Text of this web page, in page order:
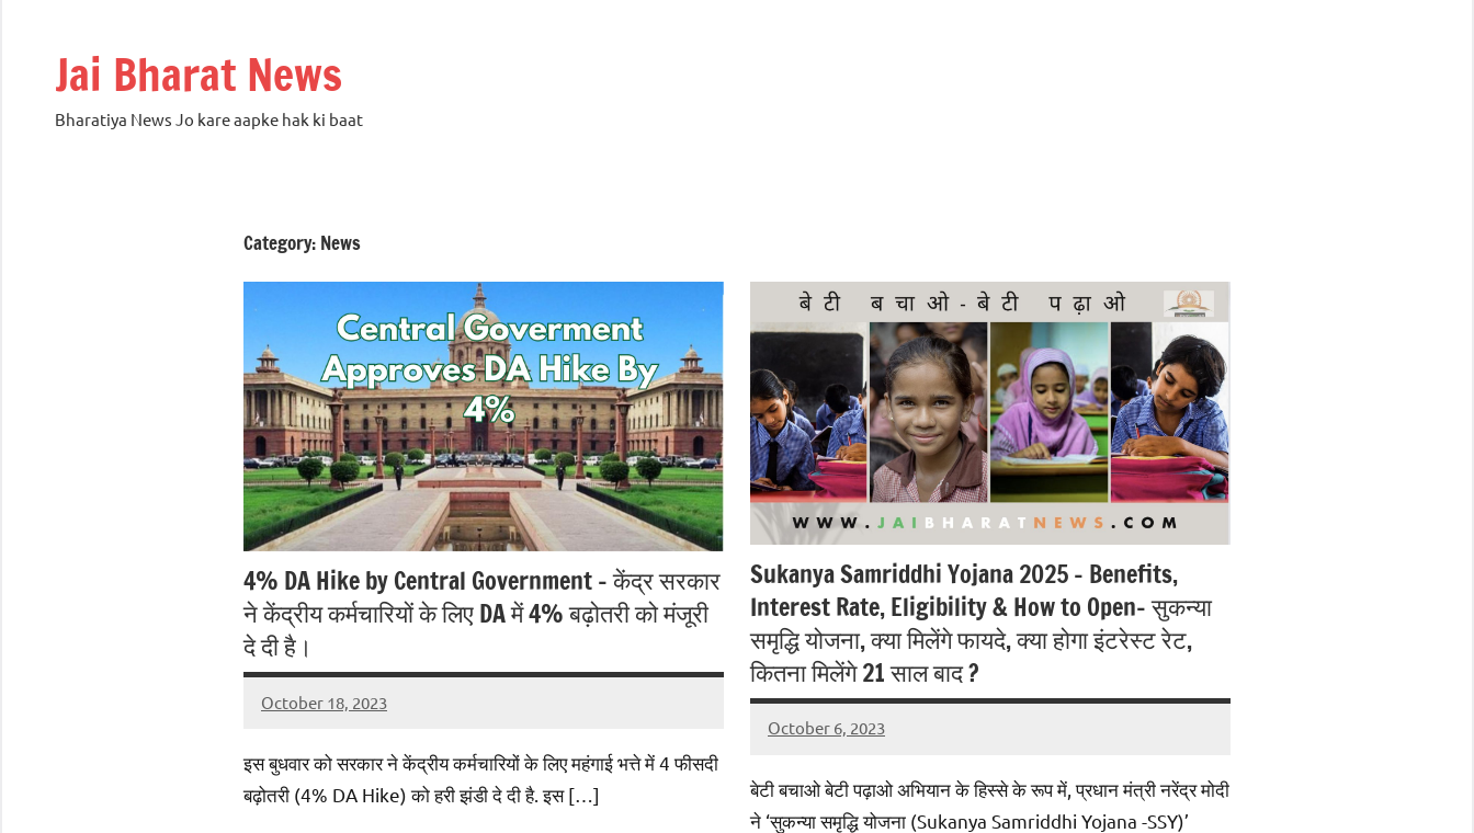
Jai Bharat News
Bharatiya News Jo kare aapke hak ki baat
Category: News
4% DA Hike by Central Government – केंद्र सरकार
ने केंद्रीय कर्मचारियों के लिए DA में 4% बढ़ोतरी को मंजूरी
दे दी है।
October 18, 2023
jaibharatnews
No
इस बुधवार को सरकार ने केंद्रीय कर्मचारियों के लिए महंगाई भत्ते में 4 फीसदी
बढ़ोतरी (4% DA Hike) को हरी झंडी दे दी है. इस […]
Sukanya Samriddhi Yojana 2025 – Benefits,
Interest Rate, Eligibility & How to Open- सुकन्या
समृद्धि योजना, क्या मिलेंगे फायदे, क्या होगा इंटरेस्ट रेट,
कितना मिलेंगे 21 साल बाद ?
October 6, 2023
jaibharatnews
No
बेटी बचाओ बेटी पढ़ाओ अभियान के हिस्से के रूप में, प्रधान मंत्री नरेंद्र मोदी
ने ‘सुकन्या समृद्धि योजना (Sukanya Samriddhi Yojana -SSY)’